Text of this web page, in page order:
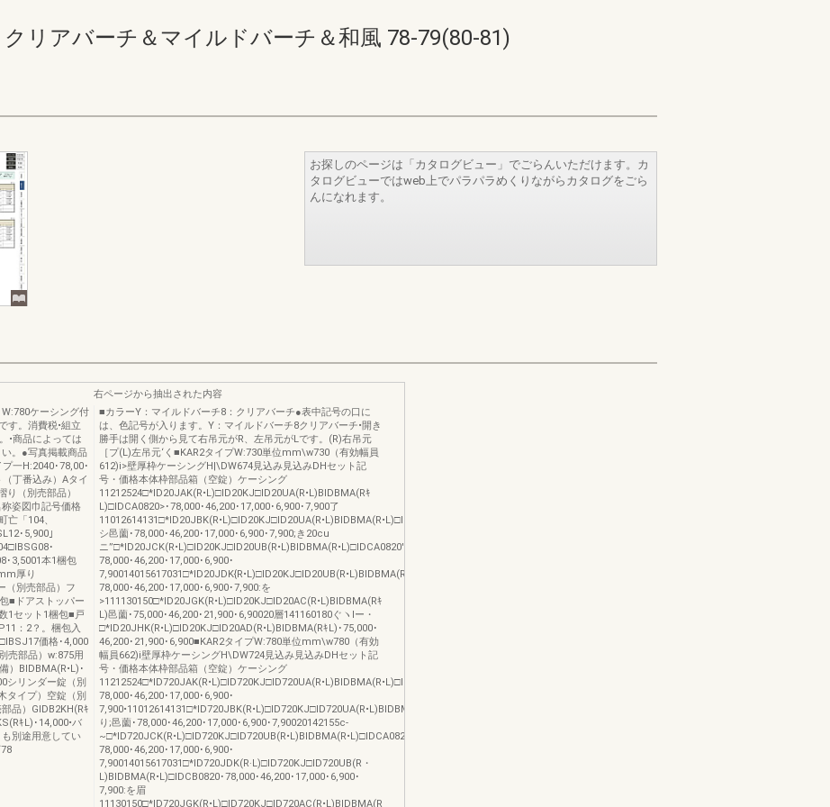
リアバーチ＆マイルドバーチ＆和風 78-79(80-81)
お探しのページは「カタログビュー」でごらんいただけます。カ
タログビューではweb上でパラパラめくりながらカタログをごら
んになれます。
ケーシング付
す。消費税•組立
•商品によっては
。●写真掲載商品
一H:2040･78,00･
丁番込み）Aタイ
り（別売部品）
姿図巾記号価格
亡「104、
･5,900｣
･
･3,5001本1梱包
厚り
（別売部品）フ
■ドアストッパー
1セット1梱包■戸
：2？。梱包入
価格･4,000
売部品）w:875用
）BIDBMA(R•L)･
シリンダー錠（別
タイプ）空錠（別
品）GIDB2KH(Rｷ
ｷL)･14,000•バ
別途用意してい
右ページから抽出された内容
■カラーY：マイルドバーチ8：クリアバーチ●表中記号の口に
は、色記号が入ります。Y：マイルドバーチ8クリアバーチ•開き
勝手は開く側から見て右吊元がR、左吊元がLです。(R)右吊元
［プ(L)左吊元‘く■KAR2タイプW:730単位mm\w730（有効幅員
612)i>壁厚枠ケーシングH|\DW674見込み見込みDHセット記
号・価格本体枠部品箱（空錠）ケーシング
11212524□*ID20JAK(R•L)□ID20KJ□ID20UA(R•L)BIDBMA(Rｷ
L)□IDCA0820>･78,000･46,200･17,000･6,900･7,900了
11012614131□*ID20JBK(R•L)□ID20KJ□ID20UA(R•L)BIDBMA(R•L)□IDCB0820
シ邑薗･78,000･46,200･17,000･6,900･7,900;き20cu
ニ”□*ID20JCK(R•L)□ID20KJ□ID20UB(R•L)BIDBMA(R•L)□IDCA0820'14215524･
78,000･46,200･17,000･6,900･
7,90014015617031□*ID20JDK{R•L)□ID20KJ□ID20UB(R•L)BIDBMA(R•L)□IDCB0820･
78,000･46,200･17,000･6,900･7,900:を
>111130150□*ID20JGK(R•L)□ID20KJ□ID20AC(R•L)BIDBMA(Rｷ
L)邑薗･75,000･46,200･21,900･6,90020層141160180ぐヽlー・
□*ID20JHK(R•L)□ID20KJ□ID20AD(R•L)BIDBMA(RｷL)･75,000･
46,200･21,900･6,900■KAR2タイプW:780単位mm\w780（有効
幅員662)i壁厚枠ケーシングH\DW724見込み見込みDHセット記
号・価格本体枠部品箱（空錠）ケーシング
11212524□*ID720JAK(R•L)□ID720KJ□ID720UA(R•L)BIDBMA(R•L)□IDCA0820'･
78,000･46,200･17,000･6,900･
7,900•11012614131□*ID720JBK(R•L)□ID720KJ□ID720UA(R•L)BIDBMA(R•L)□IDCB0820
り;邑薗･78,000･46,200･17,000･6,900･7,90020142155c-
~□*ID720JCK(R•L)□ID720KJ□ID720UB(R•L)BIDBMA(R•L)□IDCA0820'24･
78,000･46,200･17,000･6,900･
7,90014015617031□*ID720JDK(R·L)□ID720KJ□ID720UB(R・
L)BIDBMA(R•L)□IDCB0820･78,000･46,200･17,000･6,900･
7,900:を眉
11130150□*ID720JGK(R•L)□ID720KJ□ID720AC(R•L)BIDBMA(R